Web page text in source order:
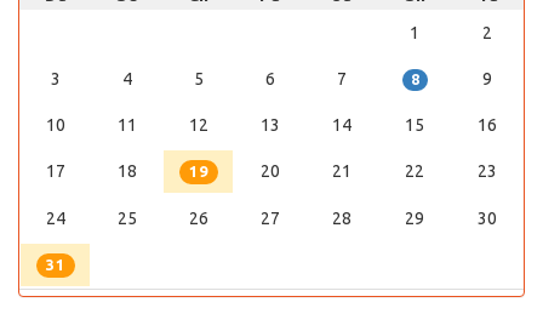
1
2
3 4 5 6 7 8 9
10 11 12 13 14 15 16
17 18 19 20 21 22 23
24 25 26 27 28 29 30
31